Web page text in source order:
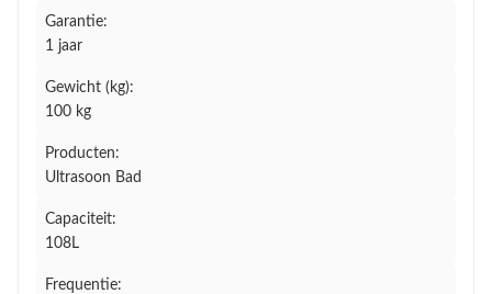
Garantie:
1 jaar
Gewicht (kg):
100 kg
Producten:
Ultrasoon Bad
Capaciteit:
108L
Frequentie: